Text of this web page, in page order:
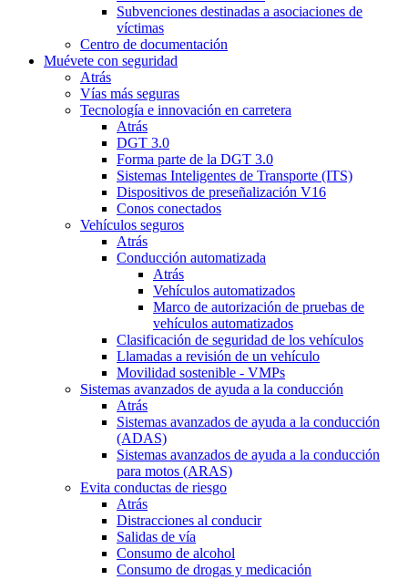
Subvenciones destinadas a asociaciones de
víctimas
Centro de documentación
Muévete con seguridad
Atrás
Vías más seguras
Tecnología e innovación en carretera
Atrás
DGT 3.0
Forma parte de la DGT 3.0
Sistemas Inteligentes de Transporte (ITS)
Dispositivos de preseñalización V16
Conos conectados
Vehículos seguros
Atrás
Conducción automatizada
Atrás
Vehículos automatizados
Marco de autorización de pruebas de
vehículos automatizados
Clasificación de seguridad de los vehículos
Llamadas a revisión de un vehículo
Movilidad sostenible - VMPs
Sistemas avanzados de ayuda a la conducción
Atrás
Sistemas avanzados de ayuda a la conducción
(ADAS)
Sistemas avanzados de ayuda a la conducción
para motos (ARAS)
Evita conductas de riesgo
Atrás
Distracciones al conducir
Salidas de vía
Consumo de alcohol
Consumo de drogas y medicación